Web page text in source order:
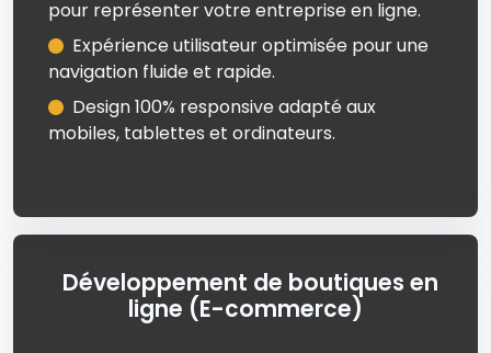
pour représenter votre entreprise en ligne.
Expérience utilisateur optimisée pour une
navigation fluide et rapide.
Design 100% responsive adapté aux
mobiles, tablettes et ordinateurs.
Développement de boutiques en
ligne (E-commerce)